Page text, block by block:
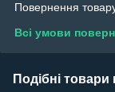
Повернення
Всі умови
Подібні товари